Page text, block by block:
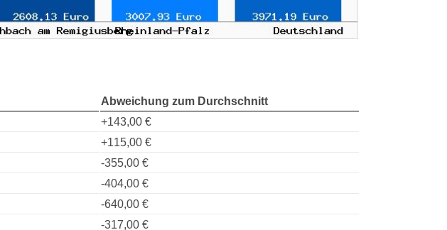
Abweichung zum Durchschnitt
+143,00 €
+115,00 €
-355,00 €
-404,00 €
-640,00 €
-317,00 €